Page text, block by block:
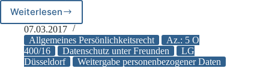
WeiterlesenUnerlaubte
Weitergabe
von
personenbezogenen
Daten
07.03.2017
Allgemeines Persönlichkeitsrecht
Az.: 5 O
400/16
Datenschutz unter Freunden
LG
Düsseldorf
Weitergabe personenbezogener Daten